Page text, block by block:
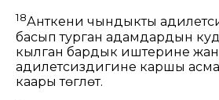
18Анткени чындыкты
басып турган адамдардын
кылган бардык иштерине
адилетсиздигине каршы
каары төгүлөт.